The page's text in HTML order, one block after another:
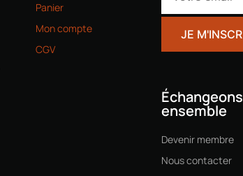
Panier
Mon compte
CGV
Échangeons
ensemble
Devenir membre
Nous contacter